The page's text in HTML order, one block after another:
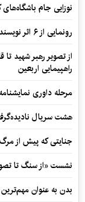
نوزایی جام
رونمایی از ۶ اثر نویسندگان دلیجان در آیین «سر این قلم سلامت»
از تصویر رهبر شهید
راهپیمایی اربعین
مرحله داوری
هشت سریال
جنایتی که پیش از
نشست «از سنگ تا
بدن به عنوان